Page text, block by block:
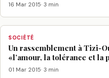
16 Mar 2015· 3 min
SOCIÉTÉ
Un rassemblement à Tizi-
«l’amour, la tolérance et la
01 Mar 2015· 3 min